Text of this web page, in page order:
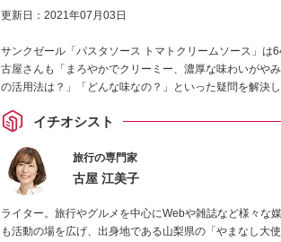
更新日： 2021年07月03日
サンクゼール「パスタソース トマトクリームソース」
古屋さんも「まろやかでクリーミー、濃厚な味わいがや
の活用法は？」「どんな味なの？」といった疑問を解決
イチオシスト
旅行の専門家
古屋 江美子
ライター。旅行やグルメを中心にWebや雑誌など様々な
も活動の場を広げ、出身地である山梨県の「やまなし大